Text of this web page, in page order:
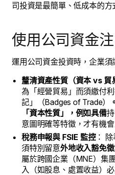
司投資是最簡單、低成本的方
使用公司資金
運用公司資金投資時，企業須
釐清資產性質（資本 vs 貿
為「經營貿易」而須繳付
記」（Badges of Trade）
「資本性質」，例如具備
意圖明確等特徵，才有機
稅務申報與 FSIE 監控： 除
須特別留意外地收入豁免徵
屬於跨國企業（MNE）集
入（如股息、處置收益）